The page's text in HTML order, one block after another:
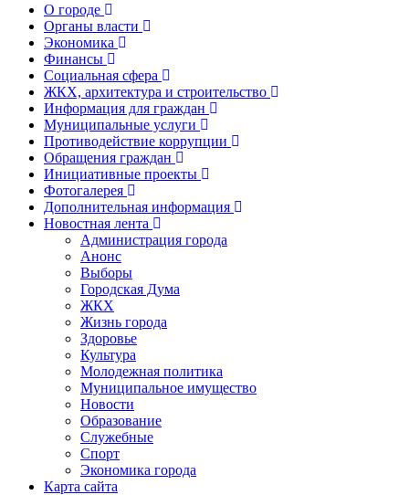
О городе
Органы власти
Экономика
Финансы
Социальная сфера
ЖКХ, архитектура и строительство
Информация для граждан
Муниципальные услуги
Противодействие коррупции
Обращения граждан
Инициативные проекты
Фотогалерея
Дополнительная информация
Новостная лента
Администрация города
Анонс
Выборы
Городская Дума
ЖКХ
Жизнь города
Здоровье
Культура
Молодежная политика
Муниципальное имущество
Новости
Образование
Служебные
Спорт
Экономика города
Карта сайта